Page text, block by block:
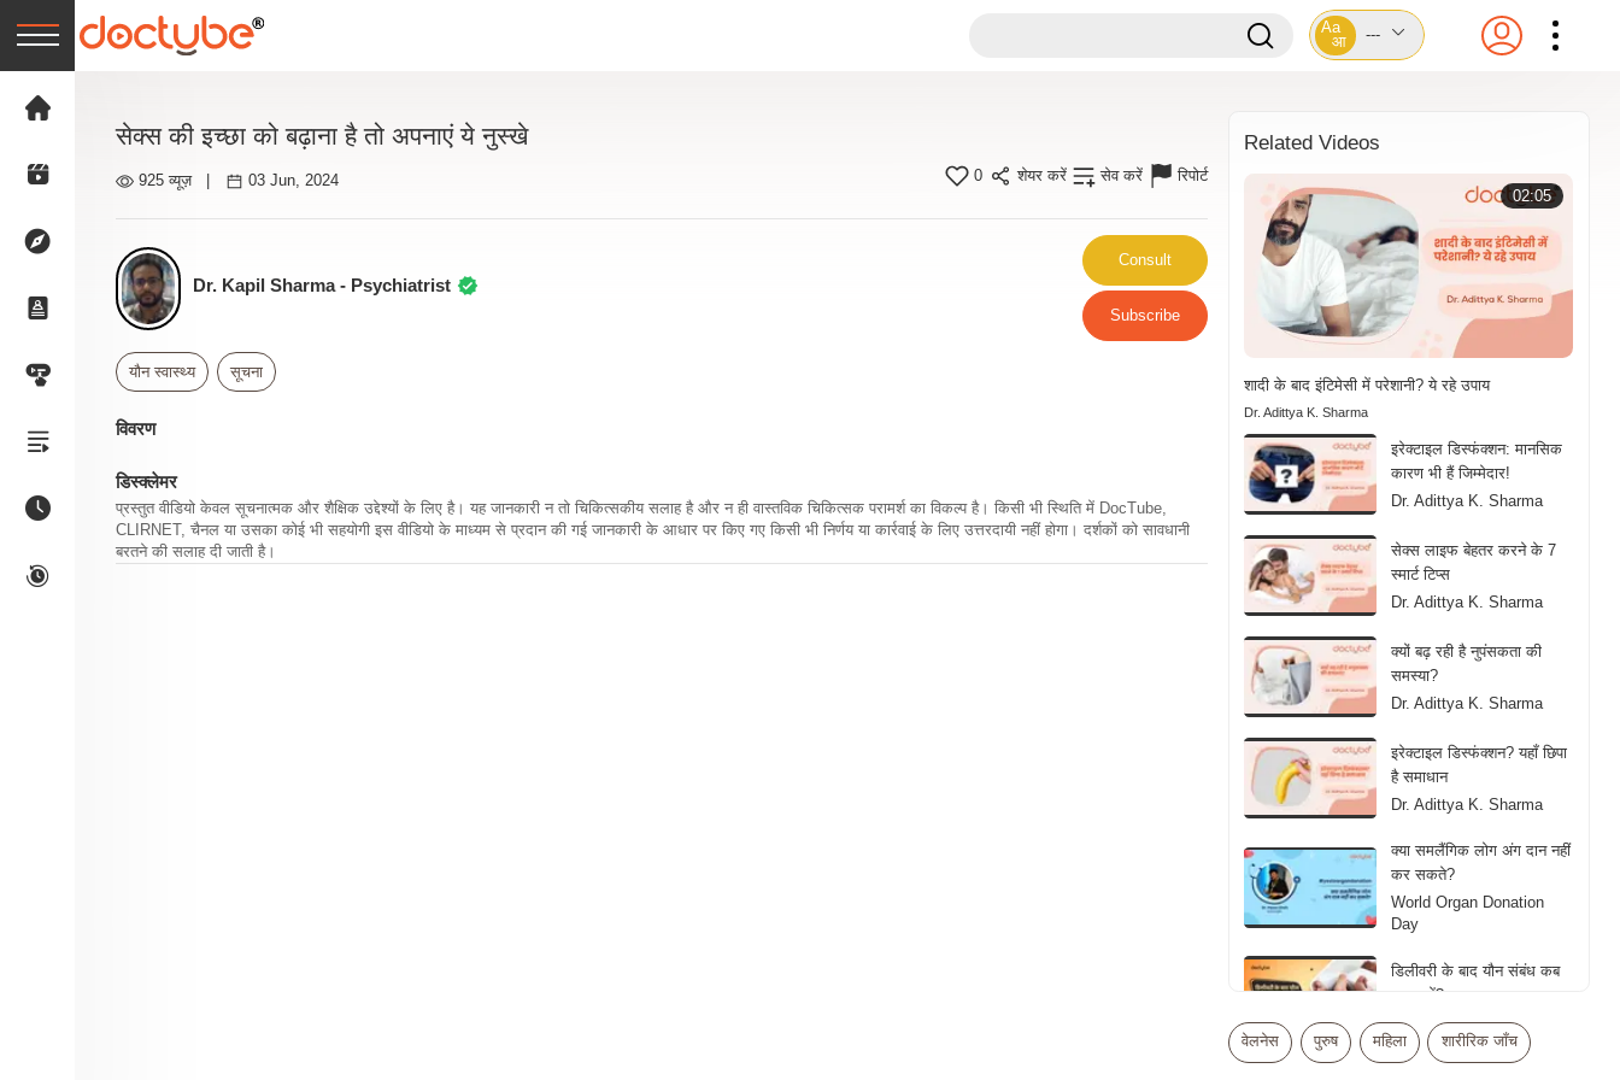
Aa
आ
---
सेक्स की इच्छा को बढ़ाना है तो अपनाएं ये नुस्खे
925 व्यूज़ 03 Jun, 2024 0 शेयर करें सेव करें रिपोर्ट
Dr. Kapil Sharma - Psychiatrist
Consult
Subscribe
यौन स्वास्थ्य सूचना
विवरण
डिस्क्लेमर
प्रस्तुत वीडियो केवल सूचनात्मक और शैक्षिक उद्देश्यों के लिए है। यह जानकारी न तो चिकित्सकीय सलाह है और न ही वास्तविक चिकित्सक परामर्श का विकल्प है। किसी भी स्थिति में DocTube,
CLIRNET, चैनल या उसका कोई भी सहयोगी इस वीडियो के माध्यम से प्रदान की गई जानकारी के आधार पर किए गए किसी भी निर्णय या कार्रवाई के लिए उत्तरदायी नहीं होगा। दर्शकों को सावधानी
बरतने की सलाह दी जाती है।
Related Videos
02:05
शादी के बाद इंटिमेसी में परेशानी? ये रहे उपाय
Dr. Adittya K. Sharma
इरेक्टाइल डिस्फंक्शन: मानसिक
कारण भी हैं जिम्मेदार!
Dr. Adittya K. Sharma
सेक्स लाइफ बेहतर करने के 7
स्मार्ट टिप्स
Dr. Adittya K. Sharma
क्यों बढ़ रही है नुपंसकता की
समस्या?
Dr. Adittya K. Sharma
इरेक्टाइल डिस्फंक्शन? यहाँ छिपा
है समाधान
Dr. Adittya K. Sharma
क्या समलैंगिक लोग अंग दान नहीं
कर सकते?
World Organ Donation
Day
डिलीवरी के बाद यौन संबंध कब
शुरू करें?
Dr. Anup Dhir
वेलनेस पुरुष महिला शारीरिक जाँच